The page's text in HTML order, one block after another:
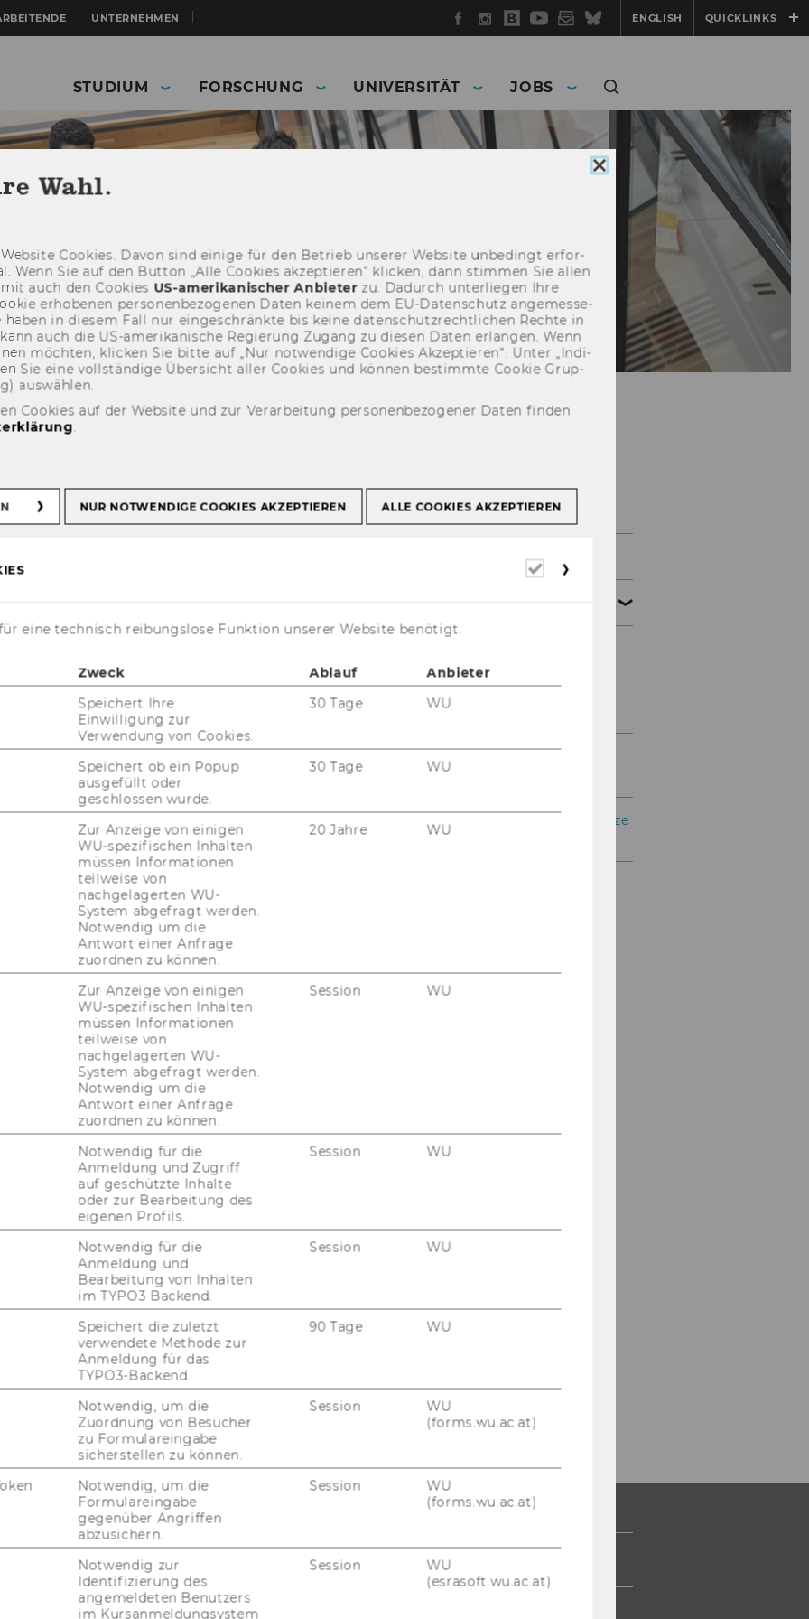
UNTERNEHMEN Facebook
Instagram
WU
Blog
YouTube
Newsletter
BlueskyENGLISH QUICKLINKS
STUDIUM FORSCHUNG UNIVERSITÄT JOBS
Study internationally
Dates and deadlines
aktuell nur auf Englisch verfügbar.
find application periods for exchange
and International Short Programs
events, and don’t miss our info
Master's students
Dates & deadlines
(bachelor & master)
Opening hours
and workshops
Go Global – Internationalize
your Bachelor's Studies
FORSCHUNG
FORSCHUNGSPORTAL
WU COMMUNITY
Cookie
schließen
Wahl.
Coo­kies. Davon sind ei­ni­ge für den Be­trieb un­se­rer Web­site un­be­dingt er­for­
Wenn Sie auf den But­ton „Alle Coo­kies ak­zep­tie­ren“ kli­cken, dann stim­men Sie allen
auch den Coo­kies US-​amerikanischer An­bie­terzu. Da­durch un­ter­lie­gen Ihre
er­ho­be­nen per­so­nen­be­zo­ge­nen Daten kei­nem dem EU-​Datenschutz an­ge­mes­se­
haben in die­sem Fall nur ein­ge­schränk­te bis keine da­ten­schutz­recht­li­chen Rech­te in
auch die US-​amerikanische Re­gie­rung Zu­gang zu die­sen Daten er­lan­gen. Wenn
möch­ten, kli­cken Sie bitte auf „Nur not­wen­di­ge Coo­kies Ak­zep­tie­ren“. Unter „In­di­
Sie eine voll­stän­di­ge Über­sicht aller Coo­kies und kön­nen be­stimm­te Coo­kie Grup­
aus­wäh­len.
Cookies auf der Website und zur Verarbeitung personenbezogener Daten finden
.
NUR NOTWENDIGE COOKIES AKZEPTIEREN ALLE COOKIES AKZEPTIEREN
Erforderliche
eine technisch reibungslose Funktion unserer Website benötigt.
Zweck Ablauf
Anbieter
Speichert Ihre
Einwilligung zur
Verwendung von Cookies.
30 Tage WU
Speichert ob ein Popup
ausgefüllt oder
geschlossen wurde.
30 Tage WU
Zur Anzeige von einigen
WU-spezifischen Inhalten
müssen Informationen
teilweise von
nachgelagerten WU-
System abgefragt werden.
Notwendig um die
Antwort einer Anfrage
zuordnen zu können.
20 Jahre WU
Zur Anzeige von einigen
WU-spezifischen Inhalten
müssen Informationen
teilweise von
nachgelagerten WU-
System abgefragt werden.
Notwendig um die
Antwort einer Anfrage
zuordnen zu können.
Session WU
Notwendig für die
Anmeldung und Zugriff
auf geschützte Inhalte
oder zur Bearbeitung des
eigenen Profils.
Session WU
Notwendig für die
Anmeldung und
Bearbeitung von Inhalten
im TYPO3 Backend.
Session WU
Speichert die zuletzt
verwendete Methode zur
Anmeldung für das
TYPO3-Backend.
90 Tage WU
Notwendig, um die
Zuordnung von Besucher
zu Formulareingabe
sicherstellen zu können.
Session
WU
(forms.wu.ac.at)
Notwendig, um die
Formulareingabe
gegenüber Angriffen
abzusichern.
Session
WU
(forms.wu.ac.at)
Notwendig zur
Identifizierung des
angemeldeten Benutzers
im Kursanmeldungsystem
Session
WU
(esrasoft.wu.ac.at)